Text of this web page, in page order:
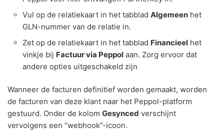
Vul op de relatiekaart in het tabblad Algemeen het
GLN-nummer van de relatie in.
Zet op de relatiekaart in het tabblad Financieel het
vinkje bij Factuur via Peppol aan. Zorg ervoor dat
andere opties uitgeschakeld zijn
Wanneer de facturen definitief worden gemaakt, worden
de facturen van deze klant naar het Peppol-platform
gestuurd. Onder de kolom Gesynced verschijnt
vervolgens een “webhook”-icoon.